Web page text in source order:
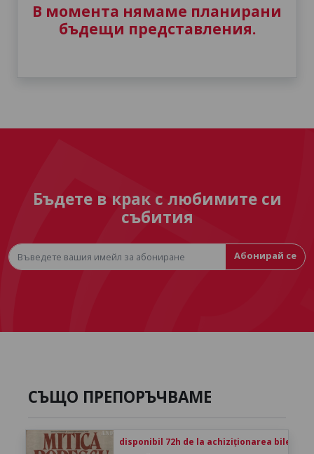
В момента нямаме планирани
бъдещи представления.
Бъдете в крак с любимите си
събития
Абонирай се
СЪЩО ПРЕПОРЪЧВАМЕ
disponibil 72h de la achiziționarea biletului